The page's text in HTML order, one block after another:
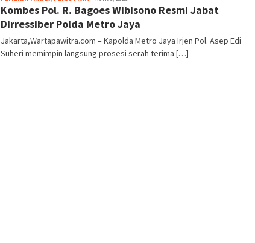
Kombes Pol. R. Bagoes Wibisono Resmi Jabat
Dirressiber Polda Metro Jaya
Jakarta,Wartapawitra.com – Kapolda Metro Jaya Irjen Pol. Asep Edi
Suheri memimpin langsung prosesi serah terima […]